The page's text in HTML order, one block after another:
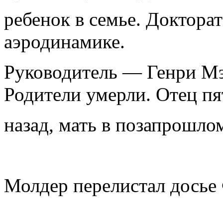
ребенок в семье.
аэродинамике.
Руководитель — Генри
Родители умерли. Отец
назад, мать в
Молдер перелистал